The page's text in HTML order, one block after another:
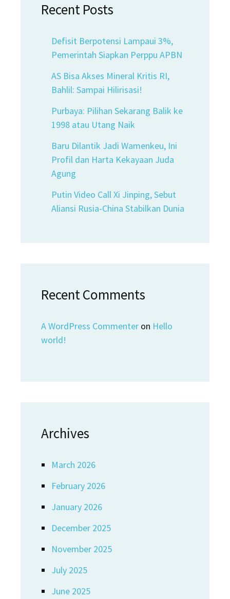
Recent Posts
Defisit Berpotensi Lampaui 3%,
Pemerintah Siapkan Perppu APBN
AS Bisa Akses Mineral Kritis RI,
Bahlil: Sampai Hilirisasi!
Purbaya: Pilihan Sekarang Balik ke
1998 atau Utang Naik
Baru Dilantik Jadi Wamenkeu, Ini
Profil dan Harta Kekayaan Juda
Agung
Putin Video Call Xi Jinping, Sebut
Aliansi Rusia-China Stabilkan Dunia
Recent Comments
A WordPress Commenter on Hello
world!
Archives
March 2026
February 2026
January 2026
December 2025
November 2025
July 2025
June 2025